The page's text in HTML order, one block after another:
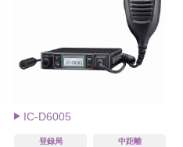
IC-D6005
登録局 中距離